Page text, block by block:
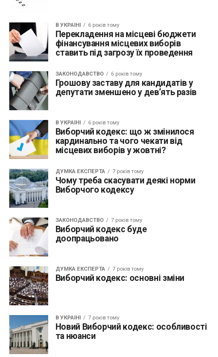
В УКРАЇНІ 6 років тому
Перекладення на місцеві бюджети
фінансування місцевих виборів
ставить під загрозу їх проведення
ЗАКОНОДАВСТВО 6 років тому
Грошову заставу для кандидатів у
депутати зменшено у дев’ять разів
В УКРАЇНІ 6 років тому
Виборчий кодекс: що ж змінилося
кардинально та чого чекати від
місцевих виборів у жовтні?
ДУМКА ЕКСПЕРТА 7 років тому
Чому треба скасувати деякі норми
Виборчого кодексу
ЗАКОНОДАВСТВО 7 років тому
Виборчий кодекс буде
доопрацьовано
ДУМКА ЕКСПЕРТА 7 років тому
Виборчий кодекс: основні зміни
В УКРАЇНІ 7 років тому
Новий Виборчий кодекс: особливості
та нюанси